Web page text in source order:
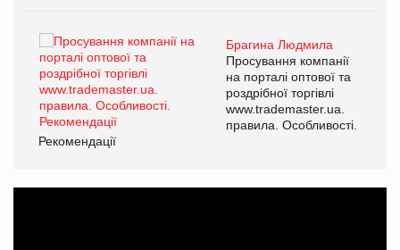
Брагина Людмила
Просування компанії
на порталі оптової та
роздрібної торгівлі
www.trademaster.ua.
правила. Особливості.
Рекомендації